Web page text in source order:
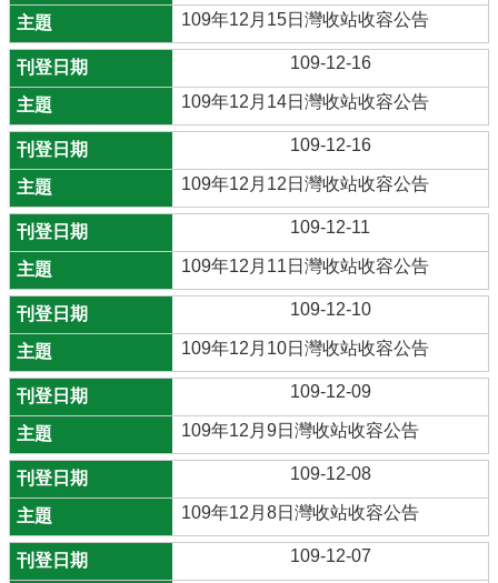
109年12月15日灣收站收容公告
109-12-16
109年12月14日灣收站收容公告
109-12-16
109年12月12日灣收站收容公告
109-12-11
109年12月11日灣收站收容公告
109-12-10
109年12月10日灣收站收容公告
109-12-09
109年12月9日灣收站收容公告
109-12-08
109年12月8日灣收站收容公告
109-12-07